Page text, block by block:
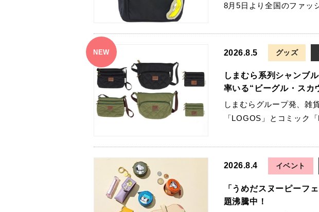
8月5日より全国のファッ
NEW 2026.8.5 グッズ
しまむら系列シャンブ
率いる“ビーグル・スカ
しまむらグループ発、雑
「LOGOS」とコミック
2026.8.4 イベント
「うめだスヌーピーフ
題沸騰中！